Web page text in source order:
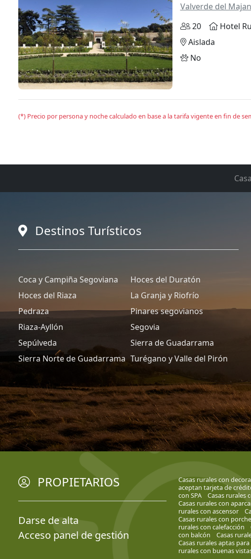
Valverde del
20
Hotel
Aislada
No
(*) Precio por persona y noche calculado en base a la tarifa vigente en fin de
Destinos Turísticos
Coca y Campiña Segoviana
Hoces del Duratón
Hoces del Riaza
La Granja y Riofrío
Pedraza
Pinares segovianos
Riaza-Ayllón
Segovia
Sepúlveda
Sierra de Guadarrama
Sierra Norte de Guadarrama Turégano y Valle del Pirón
PROPIETARIOS
Darse de alta
Acceso panel de gestión
Casas rurales con
aceptan tarjeta de
con SPA
Casas rurales
Casas rurales con
rurales con ascensor
Casas rurales con
rurales con calefacción
con balcón
Casas
Casas rurales aptas
rurales con buenas